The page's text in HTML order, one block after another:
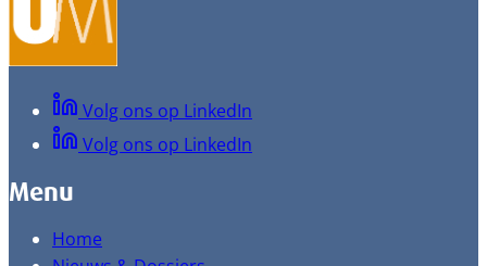
Volg ons op LinkedIn
Volg ons op LinkedIn
Menu
Home